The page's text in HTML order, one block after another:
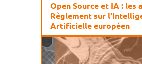
Open Source et IA : les
Règlement sur
Artificielle européen